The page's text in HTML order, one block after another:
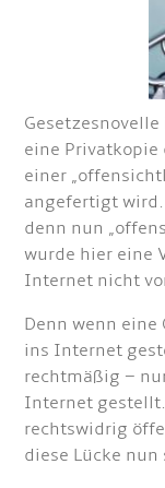
eine Privatkopie
einer
angefertigt wird.
denn nun
wurde hier eine
Internet nicht
Denn wenn eine
ins Internet
rechtmäßig –
Internet
rechtswidrig
diese Lücke nun